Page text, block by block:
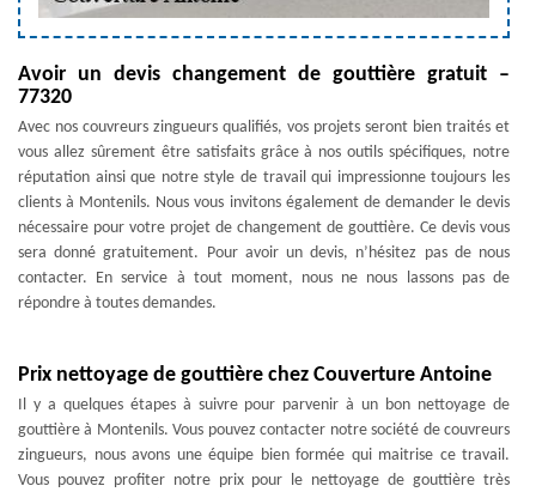
Avoir un devis changement de gouttière gratuit –
77320
Avec nos couvreurs zingueurs qualifiés, vos projets seront bien traités et
vous allez sûrement être satisfaits grâce à nos outils spécifiques, notre
réputation ainsi que notre style de travail qui impressionne toujours les
clients à Montenils. Nous vous invitons également de demander le devis
nécessaire pour votre projet de changement de gouttière. Ce devis vous
sera donné gratuitement. Pour avoir un devis, n’hésitez pas de nous
contacter. En service à tout moment, nous ne nous lassons pas de
répondre à toutes demandes.
Prix nettoyage de gouttière chez Couverture Antoine
Il y a quelques étapes à suivre pour parvenir à un bon nettoyage de
gouttière à Montenils. Vous pouvez contacter notre société de couvreurs
zingueurs, nous avons une équipe bien formée qui maitrise ce travail.
Vous pouvez profiter notre prix pour le nettoyage de gouttière très